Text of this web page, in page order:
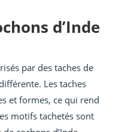
d’Inde
par des taches de
Les taches
et formes, ce qui rend
motifs tachetés sont